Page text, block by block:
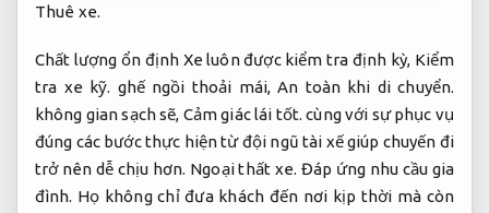
Thuê xe.
Chất lượng ổn định Xe luôn được kiểm tra định kỳ, Kiểm
tra xe kỹ. ghế ngồi thoải mái,An toàn khi di chuyển.
không gian sạch sẽ, Cảm giác lái tốt. cùng với sự phục vụ
đúng các bước thực hiện từ đội ngũ tài xế giúp chuyến đi
trở nên dễ chịu hơn. Ngoại thất xe. Đáp ứng nhu cầu gia
đình. Họ không chỉ đưa khách đến nơi kịp thời mà còn